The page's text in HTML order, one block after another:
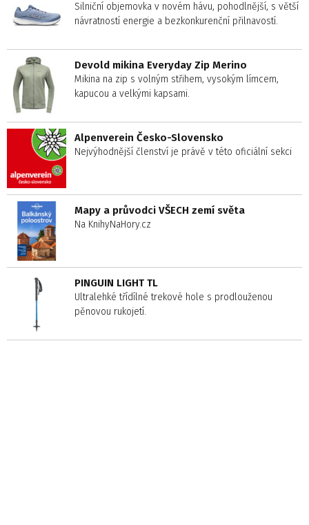
Silniční objemovka v novém hávu, pohodlnější, s větší
návratností energie a bezkonkurenční přilnavostí.
Devold mikina Everyday Zip Merino
Mikina na zip s volným střihem, vysokým límcem,
kapucou a velkými kapsami.
Alpenverein Česko-Slovensko
Nejvýhodnější členství je právě v této oficiální sekci
Mapy a průvodci VŠECH zemí světa
Na KnihyNaHory.cz
PINGUIN LIGHT TL
Ultralehké třídílné trekové hole s prodlouženou
pěnovou rukojetí.